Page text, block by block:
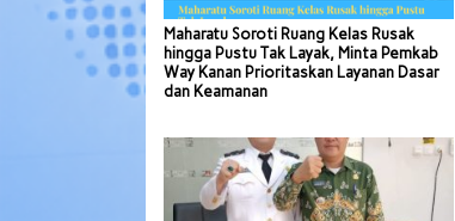
Maharatu Soroti Ruang Kelas Rusak
hingga Pustu Tak Layak, Minta Pemkab
Way Kanan Prioritaskan Layanan Dasar
dan Keamanan